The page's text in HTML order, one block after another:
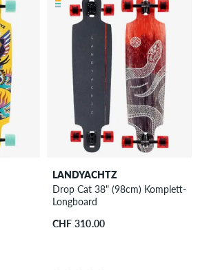
LANDYACHTZ
Drop Cat 38" (98cm) Komplett-
Longboard
CHF 310.00